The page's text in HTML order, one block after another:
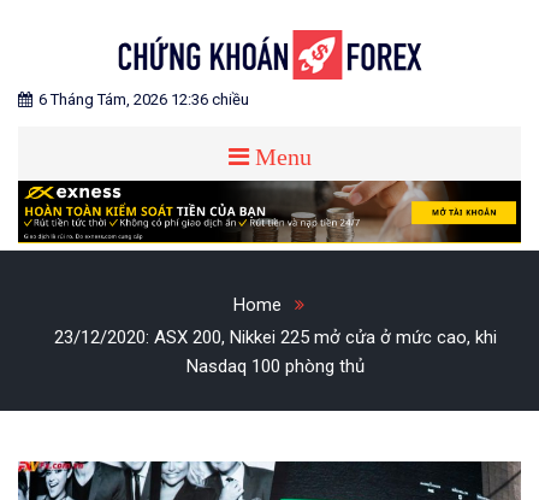
CHỨNG KHOÁN FOREX
Blog chia sẻ về Chứng Khoán và Forex
6 Tháng Tám, 2026 12:36 chiều
Menu
Home
23/12/2020: ASX 200, Nikkei 225 mở cửa ở mức cao, khi
Nasdaq 100 phòng thủ